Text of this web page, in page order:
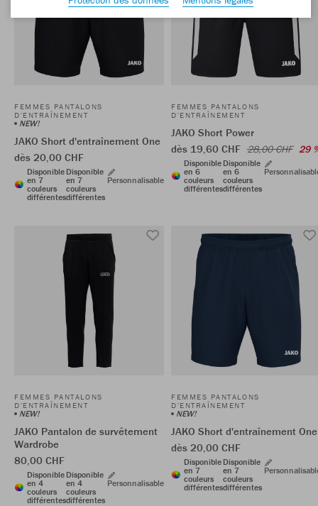
FEMMES PANTALONS
D'ENTRAÎNEMENT
NEW!
JAKO Short d'entraînement One
dès 20,00 CHF
Disponible
en 7
couleurs
différentes
Disponible
en 7
couleurs
différentes
Personnalisable
FEMMES PANTALONS
D'ENTRAÎNEMENT
JAKO Short Power
dès 19,60 CHF 28,00 CHF 29
Disponible
en 6
couleurs
différentes
Disponible
en 6
couleurs
différentes
FEMMES PANTALONS
D'ENTRAÎNEMENT
NEW!
JAKO Pantalon de survêtement
Wardrobe
80,00 CHF
Disponible
en 4
couleurs
différentes
Disponible
en 4
couleurs
différentes
Personnalisable
FEMMES PANTALONS
D'ENTRAÎNEMENT
NEW!
JAKO Short d'entraînement One
dès 20,00 CHF
Disponible
en 7
couleurs
différentes
Disponible
en 7
couleurs
différentes